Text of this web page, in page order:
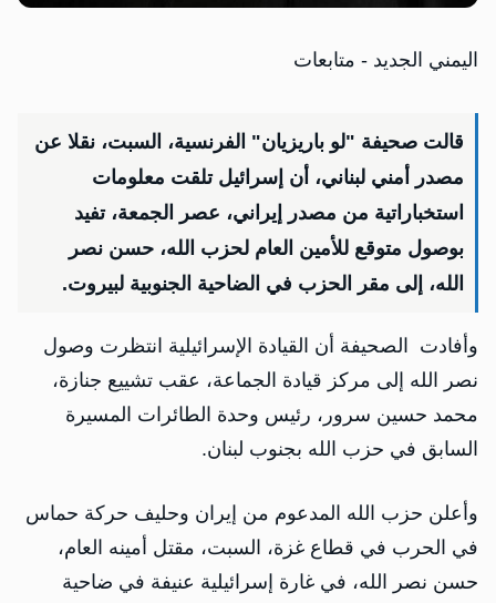
اليمني الجديد - متابعات
قالت صحيفة "لو باريزيان" الفرنسية، السبت، نقلا عن
مصدر أمني لبناني، أن إسرائيل تلقت معلومات
استخباراتية من مصدر إيراني، عصر الجمعة، تفيد
بوصول متوقع للأمين العام لحزب الله، حسن نصر
الله، إلى مقر الحزب في الضاحية الجنوبية لبيروت.
وأفادت الصحيفة أن القيادة الإسرائيلية انتظرت وصول
نصر الله إلى مركز قيادة الجماعة، عقب تشييع جنازة،
محمد حسين سرور، رئيس وحدة الطائرات المسيرة
السابق في حزب الله بجنوب لبنان.
وأعلن حزب الله المدعوم من إيران وحليف حركة حماس
في الحرب في قطاع غزة، السبت، مقتل أمينه العام،
حسن نصر الله، في غارة إسرائيلية عنيفة في ضاحية